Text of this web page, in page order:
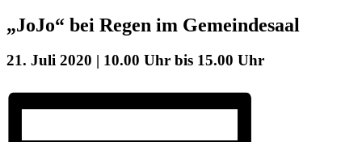
„JoJo“ bei Regen im Gemeindesaal
21. Juli 2020 | 10.00 Uhr bis 15.00 Uhr